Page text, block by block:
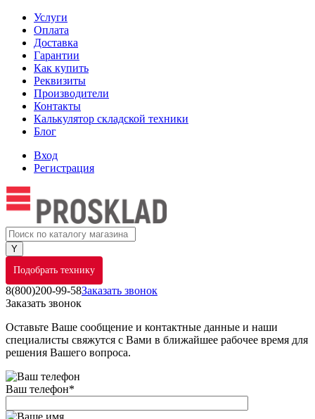
Услуги
Оплата
Доставка
Гарантии
Как купить
Реквизиты
Производители
Контакты
Калькулятор складской техники
Блог
Вход
Регистрация
Подобрать технику
8(800)200-99-58Заказать звонок
Заказать звонок
Оставьте Ваше сообщение и контактные данные и наши
специалисты свяжутся с Вами в ближайшее рабочее время для
решения Вашего вопроса.
Ваш телефон*